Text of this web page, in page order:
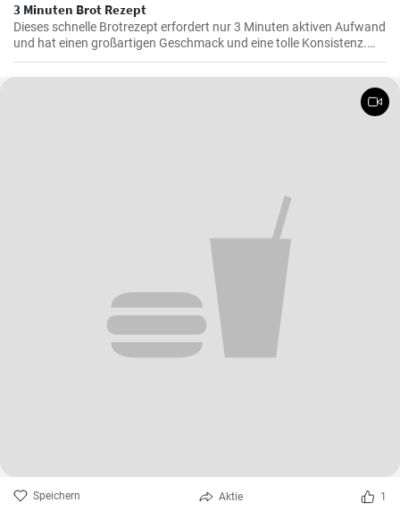
3 Minuten Brot Rezept
Dieses schnelle Brotrezept erfordert nur 3 Minuten aktiven Aufwand
und hat einen großartigen Geschmack und eine tolle Konsistenz.
Dieses Brot eignet sich perfekt für den täglichen Verzehr und ist
besonders praktisch, wenn die Zeit knapp ist.
Speichern Aktie 1